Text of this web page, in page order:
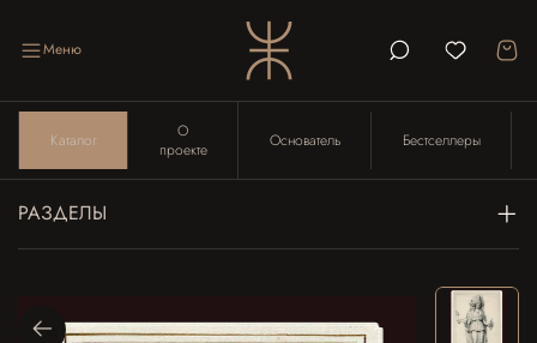
Меню
Каталог
О
проекте
Основатель Бестселлеры
РАЗДЕЛЫ